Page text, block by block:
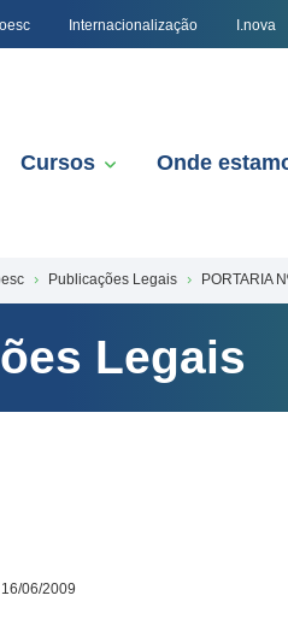
Internacionalização I.nova
Cursos Onde
Publicações Legais PORTARIA
Legais
06/2009